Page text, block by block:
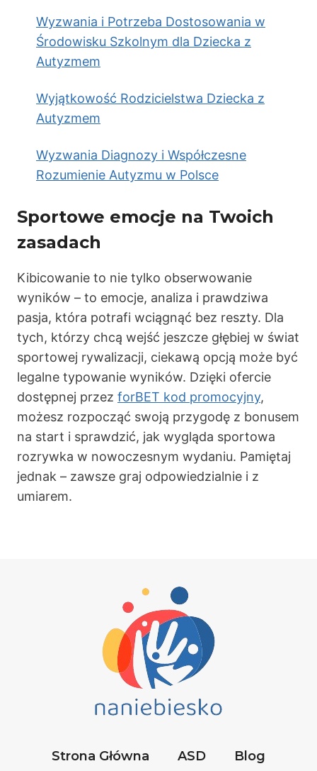
Wyzwania i Potrzeba Dostosowania w
Środowisku Szkolnym dla Dziecka z
Autyzmem
Wyjątkowość Rodzicielstwa Dziecka z
Autyzmem
Wyzwania Diagnozy i Współczesne
Rozumienie Autyzmu w Polsce
Sportowe emocje na Twoich
zasadach
Kibicowanie to nie tylko obserwowanie
wyników – to emocje, analiza i prawdziwa
pasja, która potrafi wciągnąć bez reszty. Dla
tych, którzy chcą wejść jeszcze głębiej w świat
sportowej rywalizacji, ciekawą opcją może być
legalne typowanie wyników. Dzięki ofercie
dostępnej przez forBET kod promocyjny,
możesz rozpocząć swoją przygodę z bonusem
na start i sprawdzić, jak wygląda sportowa
rozrywka w nowoczesnym wydaniu. Pamiętaj
jednak – zawsze graj odpowiedzialnie i z
umiarem.
Strona Główna ASD Blog